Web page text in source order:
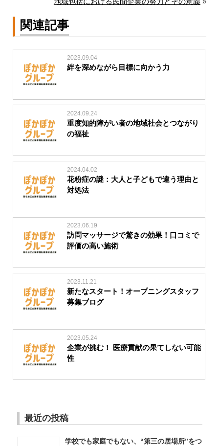
関連記事
2023.09.04
絆を深めながら目標に向かう力
2024.09.24
重度知的障がい者の地域社会とつながり
の福祉
2024.04.02
花粉症の謎：大人と子どもで違う理由と
対処法
2023.06.19
訪問マッサージで驚きの効果！口コミで
評価の高い施術
2023.11.21
新たなスタート！オープニングスタッフ
募集ブログ
2023.05.24
企業が挑む！ 医療貢献の果てしない可能
性
最近の投稿
学校でも家庭でもない、“第三の居場所”をつ